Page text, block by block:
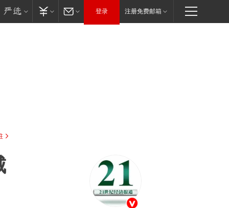
登录 注册免费邮箱